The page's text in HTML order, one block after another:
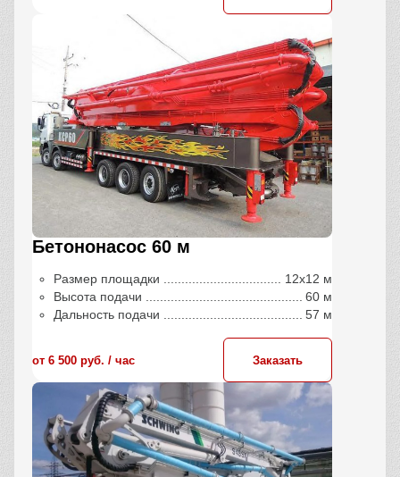
Бетононасос 60 м
Размер площадки
12х12 м
Высота подачи
60 м
Дальность подачи
57 м
от 6 500 руб. / час Заказать